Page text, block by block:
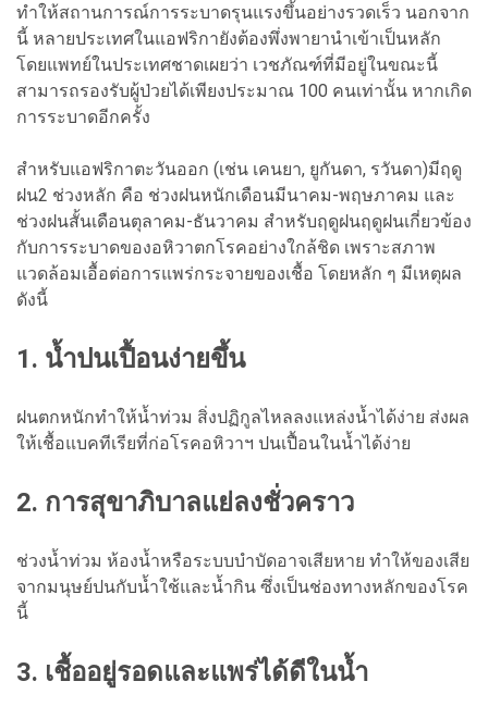
ทำให้สถานการณ์การระบาดรุนแรงขึ้นอย่างรวดเร็ว นอกจาก
นี้ หลายประเทศในแอฟริกายังต้องพึ่งพายานำเข้าเป็นหลัก
โดยแพทย์ในประเทศชาดเผยว่า เวชภัณฑ์ที่มีอยู่ในขณะนี้
สามารถรองรับผู้ป่วยได้เพียงประมาณ 100 คนเท่านั้น หากเกิด
การระบาดอีกครั้ง
สำหรับแอฟริกาตะวันออก (เช่น เคนยา, ยูกันดา, รวันดา)มีฤดู
ฝน2 ช่วงหลัก คือ ช่วงฝนหนักเดือนมีนาคม-พฤษภาคม และ
ช่วงฝนสั้นเดือนตุลาคม-ธันวาคม สำหรับฤดูฝนฤดูฝนเกี่ยวข้อง
กับการระบาดของอหิวาตกโรคอย่างใกล้ชิด เพราะสภาพ
แวดล้อมเอื้อต่อการแพร่กระจายของเชื้อ โดยหลัก ๆ มีเหตุผล
ดังนี้
1. น้ำปนเปื้อนง่ายขึ้น
ฝนตกหนักทำให้น้ำท่วม สิ่งปฏิกูลไหลลงแหล่งน้ำได้ง่าย ส่งผล
ให้เชื้อแบคทีเรียที่ก่อโรคอหิวาฯ ปนเปื้อนในน้ำได้ง่าย
2. การสุขาภิบาลแย่ลงชั่วคราว
ช่วงน้ำท่วม ห้องน้ำหรือระบบบำบัดอาจเสียหาย ทำให้ของเสีย
จากมนุษย์ปนกับน้ำใช้และน้ำกิน ซึ่งเป็นช่องทางหลักของโรค
นี้
3. เชื้ออยู่รอดและแพร่ได้ดีในน้ำ